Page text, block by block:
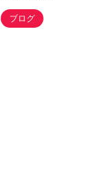
ブログ